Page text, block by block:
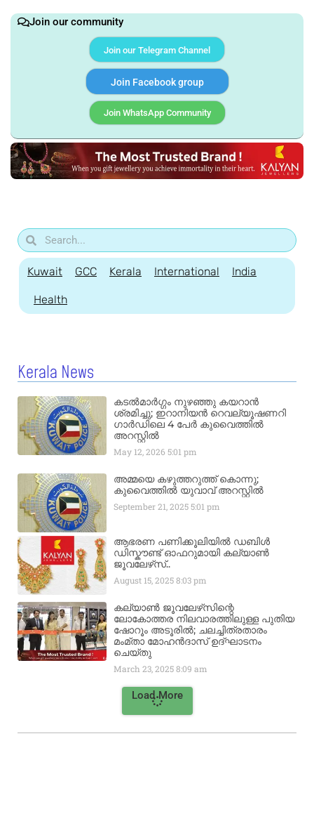
Join our community
Join our Telegram Channel
Join Facebook group
Join WhatsApp Community
Kuwait GCC Kerala International India
Health
Kerala News
കടൽമാർഗ്ഗം നുഴഞ്ഞു കയറാൻ
ശ്രമിച്ചു; ഇറാനിയൻ റെവല്യൂഷണറി
ഗാർഡിലെ 4 പേർ കുവൈത്തിൽ
അറസ്റ്റിൽ
May 12, 20265:01 pm
അമ്മയെ കഴുത്തറുത്ത് കൊന്നു;
കുവൈത്തിൽ യുവാവ് അറസ്റ്റിൽ
September 21, 20255:01 pm
ആഭരണ പണിക്കൂലിയിൽ ഡബിൾ
ഡിസ്കൗണ്ട് ഓഫറുമായി കല്യാൺ
ജൂവലേഴ്‌സ്..
August 15, 20258:03 pm
കല്യാൺ ജൂവലേഴ്‌സിന്റെ
ലോകോത്തര നിലവാരത്തിലുള്ള പുതിയ
ഷോറൂം അടൂരിൽ; ചലച്ചിത്രതാരം
മംമ്താ മോഹൻദാസ് ഉദ്ഘാടനം
ചെയ്‌തു
March 23, 20258:09 am
Load More